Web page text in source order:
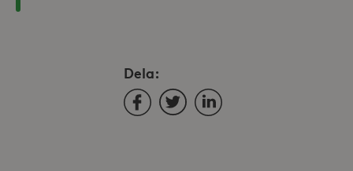
Dela:
FacebookTwitterLinkedIn